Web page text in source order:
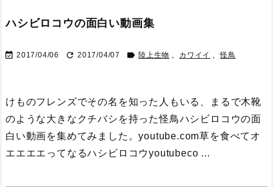
ハシビロコウの面白い動画集
 2017/04/06  2017/04/07  陸上生物 , カワイイ , 怪鳥
けものフレンズでその名を知った人もいる、まるで木靴
のような大きなクチバシを持った怪鳥ハシビロコウの面
白い動画を集めてみました。youtube.com草を食べてオ
エエエエってなるハシビロコウyoutubeco ...